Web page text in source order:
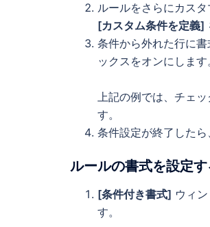
ルールをさらにカス
[カスタム条件を定義]
条件から外れた行に書
ックスをオンにします
上記の例では、チェ
す。
条件設定が終了したら
ルールの書式を設定す
[条件付き書式] ウィン
す。